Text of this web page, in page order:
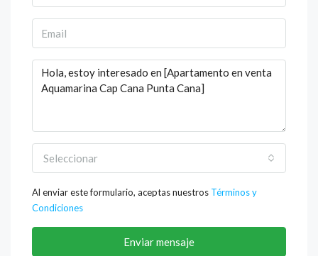
Seleccionar
Al enviar este formulario, aceptas nuestros Términos y
Condiciones
Enviar mensaje